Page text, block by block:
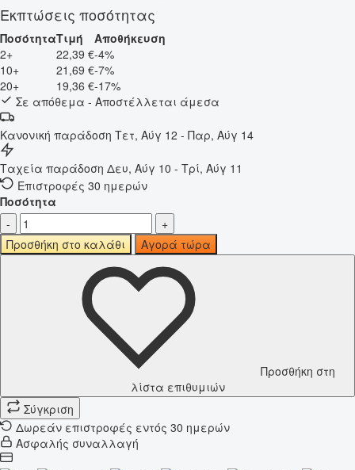
Εκπτώσεις ποσότητας
ΠοσότηταΤιμή
Αποθήκευση
2+
22,39 €-4%
10+
21,69 €-7%
20+
19,36 €-17%
Σε απόθεμα - Αποστέλλεται άμεσα
Κανονική παράδοση Τετ, Αύγ 12 - Παρ, Αύγ 14
Ταχεία παράδοση Δευ, Αύγ 10 - Τρί, Αύγ 11
Επιστροφές 30 ημερών
Ποσότητα
-
+
Προσθήκη στο καλάθι
Αγορά τώρα
Προσθήκη στη
λίστα επιθυμιών
Σύγκριση
Δωρεάν επιστροφές εντός 30 ημερών
Ασφαλής συναλλαγή